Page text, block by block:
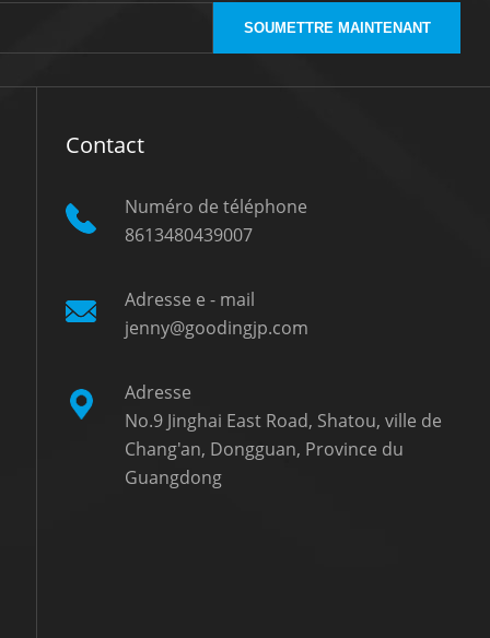
SOUMETTRE MAINTENANT
Contact
Numéro de téléphone
8613480439007
Adresse e - mail
jenny@goodingjp.com
Adresse
No.9 Jinghai East Road, Shatou, ville de
Chang'an, Dongguan, Province du
Guangdong